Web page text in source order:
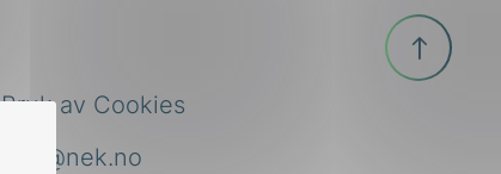
nek@nek.no
Bruk av Cookies
Til
toppen